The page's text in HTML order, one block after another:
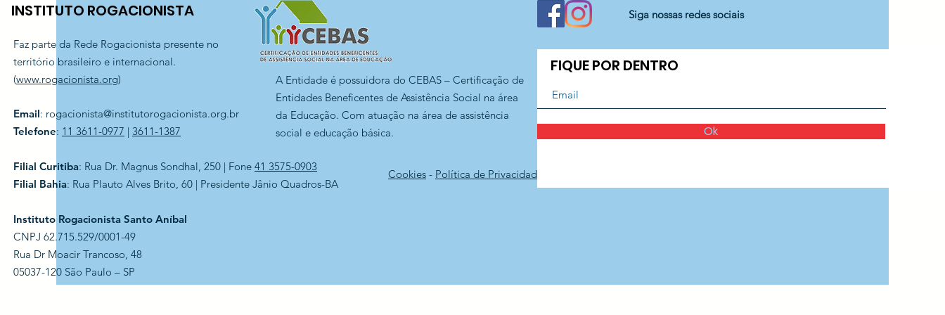
INSTITUTO ROGACIONISTA
Faz parte da Rede Rogacionista presente no
território brasileiro e internacional.
(www.rogacionista.org)
Email: rogacionista@institutorogacionista.org.br
Telefone: 11 3611-0977 | 3611-1387
Filial Curitiba: Rua Dr. Magnus Sondhal, 250 | Fone 41 3575-0903
Filial Bahia: Rua Plauto Alves Brito, 60 | Presidente Jânio Quadros-BA
Instituto Rogacionista Santo Aníbal
CNPJ 62.715.529/0001-49
Rua Dr Moacir Trancoso, 48
05037-120 São Paulo – SP
Cookies - Política de Privacidade
Siga nossas redes sociais
FIQUE POR DENTRO
Ok
A Entidade é possuidora do CEBAS – Certificação de
Entidades Beneficentes de Assistência Social na área
da Educação. Com atuação na área de assistência
social e educação básica.